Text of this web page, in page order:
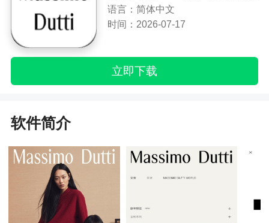
语言：简体中文
时间：2026-07-17
立即下载
软件简介